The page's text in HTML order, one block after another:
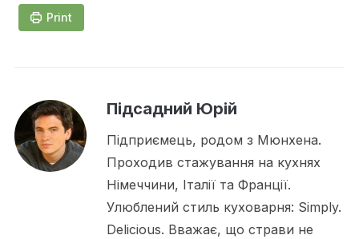
Print
Підсадний Юрій
Підприємець, родом з Мюнхена.
Проходив стажування на кухнях
Німеччини, Італії та Франції.
Улюблений стиль куховарня: Simply.
Delicious. Вважає, що страви не